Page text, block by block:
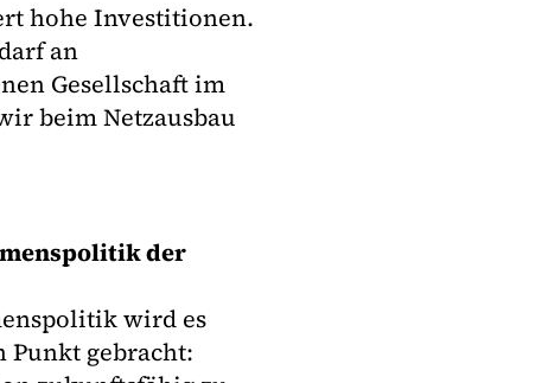
hohe Investitionen.
an
Gesellschaft im
beim Netzausbau
der
wird es
Punkt gebracht: